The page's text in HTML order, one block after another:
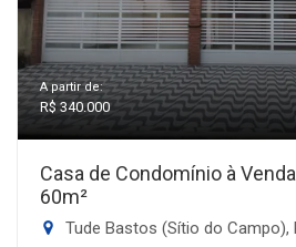
A partir de:
R$ 340.000
Casa de Condomínio à
60m²
Tude Bastos (Sítio do Campo),